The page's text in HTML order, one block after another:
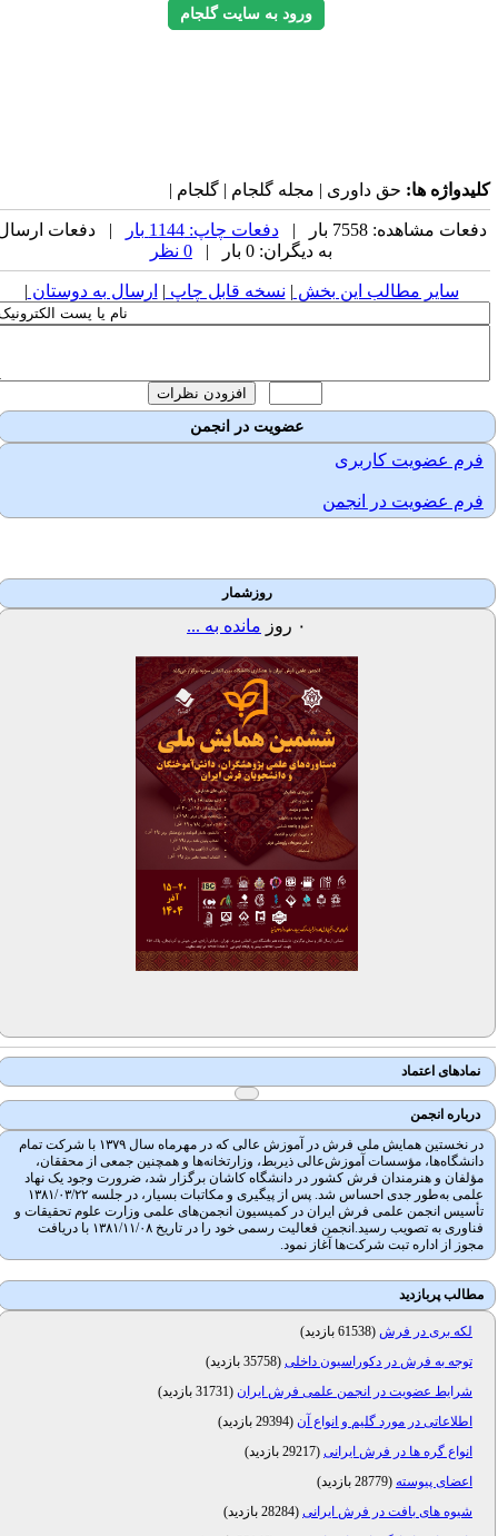
ورود به سایت گلجام
ها:حق داوری | مجله گلجام | گلجام |
مشاهده: 7558 بار | دفعات چاپ: 1144 بار
| دفعات ارسال
به دیگران: 0 بار |
سایر مطالب این بخش | نسخه قابل چاپ| ارسال به دوستان|
عضویت در انجمن
فرم عضویت کاربری
فرم عضویت در انجمن
روزشمار
روزمانده به ...
نمادهای اعتماد
درباره انجمن
در نخستین همایش ملی فرش در آموزش عالی که در مهرماه سال ۱۳۷۹ با شرکت تمام
دانشگاه‌ها، مؤسسات آموزش‌عالی ذیربط، وزارتخانه‌ها و همچنین جمعی از محققان،
مؤلفان و هنرمندان فرش کشور در دانشگاه کاشان برگزار شد، ضرورت وجود یک نهاد
علمی به‌طور جدی احساس شد. پس از پیگیری و مکاتبات بسیار، در جلسه ۱۳۸۱/۰۳/۲۲
تأسیس انجمن علمی فرش ایران در کمیسیون انجمن‌های علمی وزارت علوم تحقیقات و
فناوری به تصویب رسید.انجمن فعالیت رسمی خود را در تاریخ ۱۳۸۱/۱۱/۰۸ با دریافت
مجوز از اداره تبت شرکت‌ها آغاز نمود.
مطالب پربازدید
لکه بری در فرش( 61538 بازدید
)
توجه به فرش در دکوراسیون داخلی( 35758 بازدید
)
شرایط عضویت در انجمن علمی فرش ایران (31731 بازدید
)
اطلاعاتی در مورد گلیم و انواع آن (29394 بازدید
)
انواع گره ها در فرش ایرانی( 29217 بازدید
)
اعضای پیوسته(28779 بازدید
)
شیوه های بافت در فرش ایرانی( 28284 بازدید
)